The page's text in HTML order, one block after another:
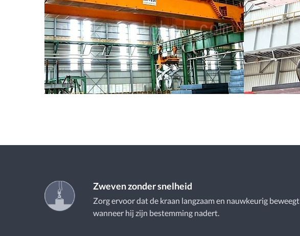
Zweven zonder snelheid
Zorg ervoor dat de kraan langzaam en nauwkeurig beweegt
wanneer hij zijn bestemming nadert.